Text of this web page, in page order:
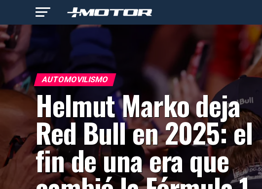
AUTOMOVILISMO
Helmut Marko deja
Red Bull en 2025: el
fin de una era que